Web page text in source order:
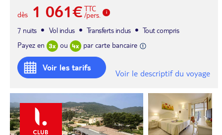
dès 1 061€ TTC
/pers.
7 nuits
Vol inclus Transferts inclus
Tout compris
Payez en
ou par carte bancaire
Voir les tarifs
Voir le descriptif du voyage